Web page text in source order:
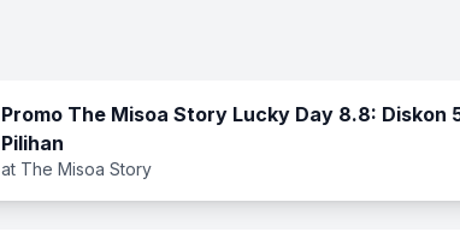
Promo The Misoa Story Lucky Day 8.8: Diskon
Pilihan
at The Misoa Story